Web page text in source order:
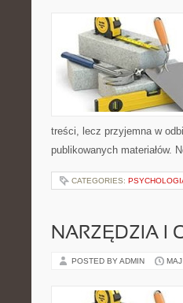
treści, lecz przyjemna w
publikowanych materiałów.
CATEGORIES:
NARZĘDZIA I
POSTED BY ADMIN